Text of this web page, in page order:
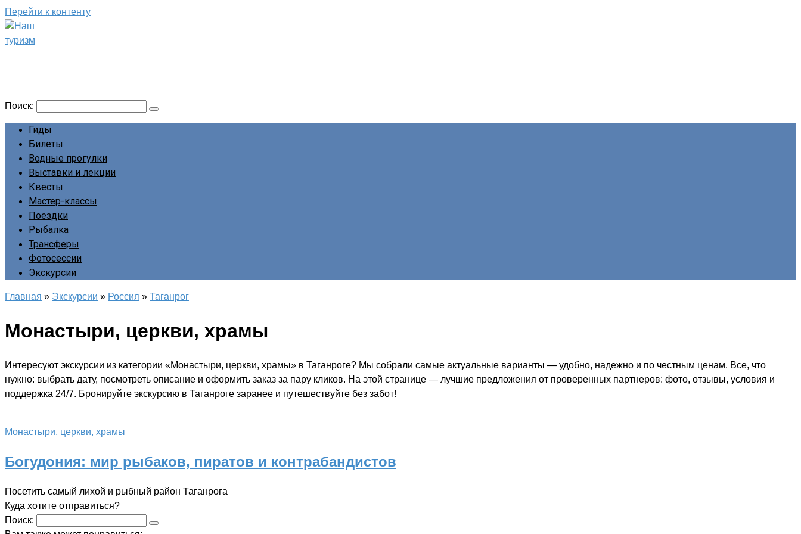
Перейти к контенту
Поиск:
Гиды
Билеты
Водные прогулки
Выставки и лекции
Квесты
Мастер-классы
Поездки
Рыбалка
Трансферы
Фотосессии
Экскурсии
Главная » Экскурсии » Россия » Таганрог
Монастыри, церкви, храмы
Интересуют экскурсии из категории «Монастыри, церкви, храмы» в Таганроге? Мы собрали самые актуальные варианты — удобно, надежно и по честным ценам. Все, что
нужно: выбрать дату, посмотреть описание и оформить заказ за пару кликов. На этой странице — лучшие предложения от проверенных партнеров: фото, отзывы, условия и
поддержка 24/7. Бронируйте экскурсию в Таганроге заранее и путешествуйте без забот!
Монастыри, церкви, храмы
Богудония: мир рыбаков, пиратов и контрабандистов
Посетить самый лихой и рыбный район Таганрога
Куда хотите отправиться?
Поиск: